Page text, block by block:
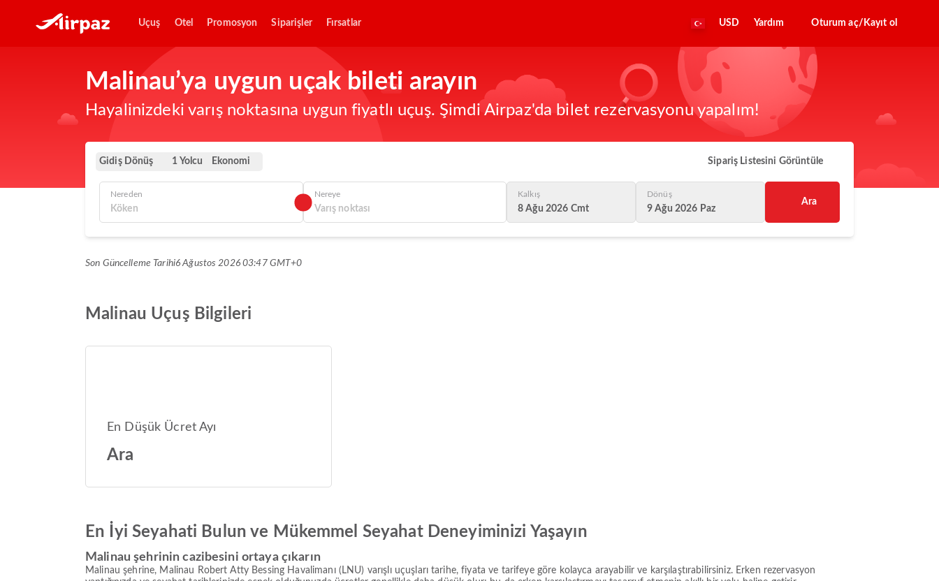
Uçuş Otel Promosyon Siparişler Fırsatlar USD Yardım Oturum aç/Kayıt ol
Malinau’ya uygun uçak bileti arayın
Hayalinizdeki varış noktasına uygun fiyatlı uçuş. Şimdi Airpaz'da bilet rezervasyonu yapalım!
Gidiş Dönüş 1 Yolcu Ekonomi Sipariş Listesini Görüntüle
Nereden Nereye Kalkış
8 Ağu 2026 Cmt
Dönüş
9 Ağu 2026 Paz
Ara
Son Güncelleme Tarihi6 Ağustos 2026 03:47 GMT+0
Malinau Uçuş Bilgileri
En Düşük Ücret Ayı
Ara
En İyi Seyahati Bulun ve Mükemmel Seyahat Deneyiminizi Yaşayın
Malinau şehrinin cazibesini ortaya çıkarın
Malinau şehrine, Malinau Robert Atty Bessing Havalimanı (LNU) varışlı uçuşları tarihe, fiyata ve tarifeye göre kolayca arayabilir ve karşılaştırabilirsiniz. Erken rezervasyon